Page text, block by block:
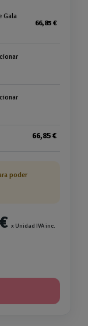
Gala
66,85 €
66,85 €
poder
x Unidad IVA inc.